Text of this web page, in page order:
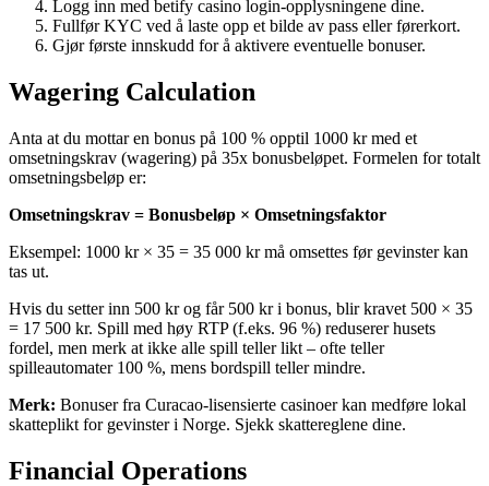
Logg inn med betify casino login-opplysningene dine.
Fullfør KYC ved å laste opp et bilde av pass eller førerkort.
Gjør første innskudd for å aktivere eventuelle bonuser.
Wagering Calculation
Anta at du mottar en bonus på 100 % opptil 1000 kr med et
omsetningskrav (wagering) på 35x bonusbeløpet. Formelen for totalt
omsetningsbeløp er:
Omsetningskrav = Bonusbeløp × Omsetningsfaktor
Eksempel: 1000 kr × 35 = 35 000 kr må omsettes før gevinster kan
tas ut.
Hvis du setter inn 500 kr og får 500 kr i bonus, blir kravet 500 × 35
= 17 500 kr. Spill med høy RTP (f.eks. 96 %) reduserer husets
fordel, men merk at ikke alle spill teller likt – ofte teller
spilleautomater 100 %, mens bordspill teller mindre.
Merk: Bonuser fra Curacao-lisensierte casinoer kan medføre lokal
skatteplikt for gevinster i Norge. Sjekk skattereglene dine.
Financial Operations